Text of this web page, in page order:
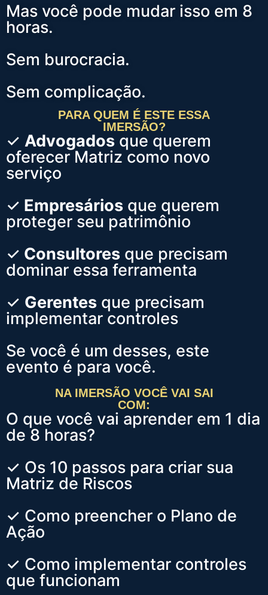
Mas você pode mudar isso em 8
horas.
Sem burocracia.
Sem complicação.
PARA QUEM É ESTE ESSA
IMERSÃO?
✓ Advogados que querem
oferecer Matriz como novo
serviço
✓ Empresários que querem
proteger seu patrimônio
✓ Consultores que precisam
dominar essa ferramenta
✓ Gerentes que precisam
implementar controles
Se você é um desses, este
evento é para você.
NA IMERSÃO VOCÊ VAI SAI
COM:
O que você vai aprender em 1 dia
de 8 horas?
✓ Os 10 passos para criar sua
Matriz de Riscos
✓ Como preencher o Plano de
Ação
✓ Como implementar controles
que funcionam